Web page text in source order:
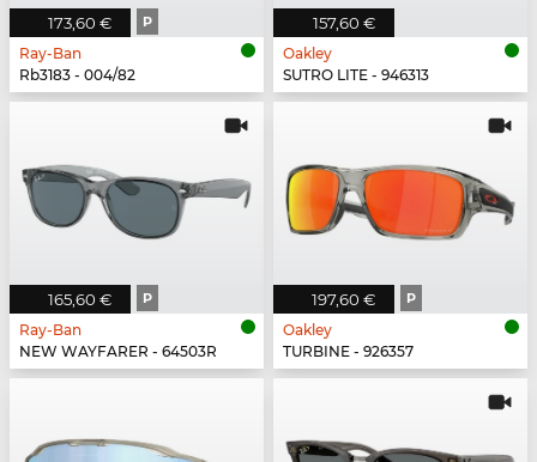
173,60 € P
Ray-Ban
Rb3183 - 004/82
157,60 €
Oakley
SUTRO LITE - 946313
165,60 € P
Ray-Ban
NEW WAYFARER - 64503R
197,60 € P
Oakley
TURBINE - 926357